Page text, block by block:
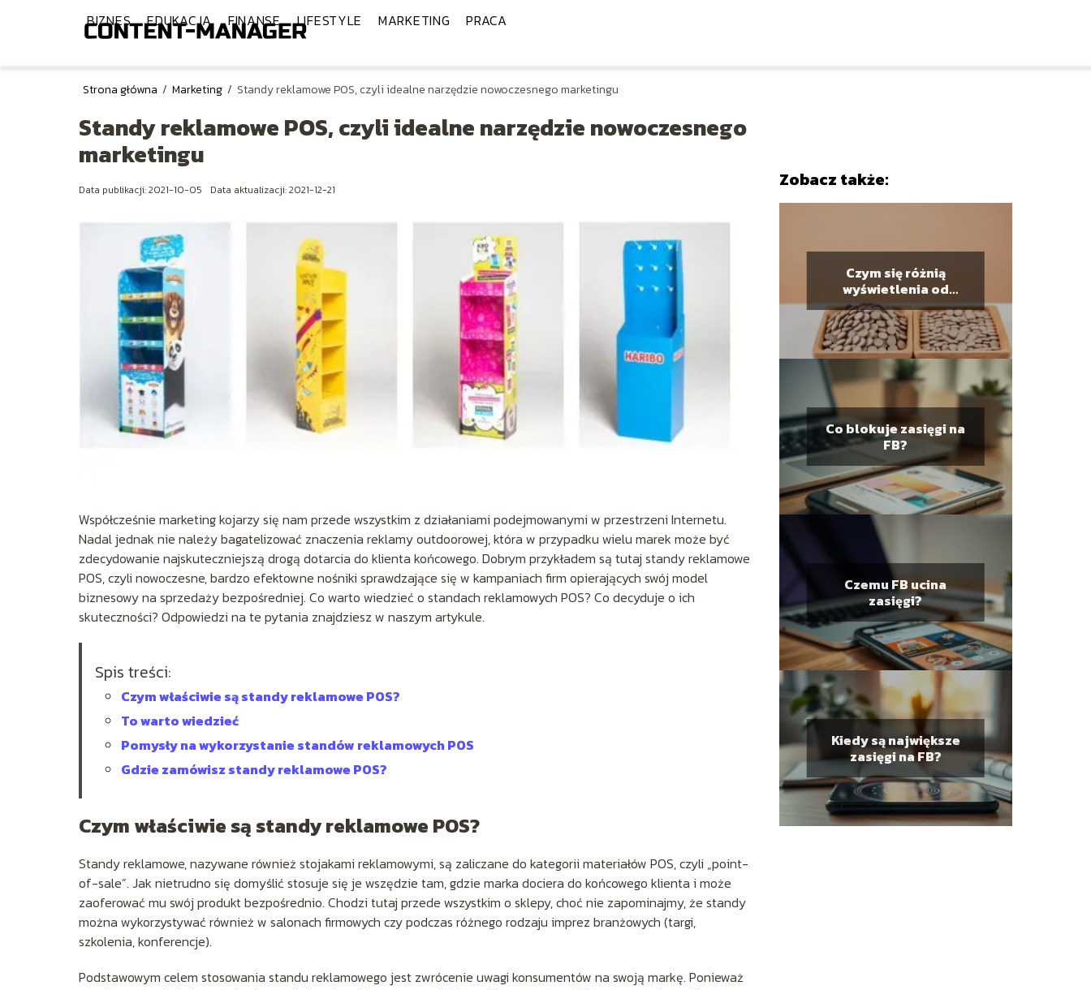
BIZNES EDUKACJA FINANSE LIFESTYLE MARKETING PRACA
Strona główna / Marketing / Standy reklamowe POS, czyli idealne narzędzie nowoczesnego marketingu
Standy reklamowe POS, czyli idealne narzędzie nowoczesnego
marketingu
Data publikacji: 2021-10-05 Data aktualizacji: 2021-12-21
Współcześnie marketing kojarzy się nam przede wszystkim z działaniami podejmowanymi w przestrzeni Internetu.
Nadal jednak nie należy bagatelizować znaczenia reklamy outdoorowej, która w przypadku wielu marek może być
zdecydowanie najskuteczniejszą drogą dotarcia do klienta końcowego. Dobrym przykładem są tutaj standy reklamowe
POS, czyli nowoczesne, bardzo efektowne nośniki sprawdzające się w kampaniach firm opierających swój model
biznesowy na sprzedaży bezpośredniej. Co warto wiedzieć o standach reklamowych POS? Co decyduje o ich
skuteczności? Odpowiedzi na te pytania znajdziesz w naszym artykule.
Spis treści:
Czym właściwie są standy reklamowe POS?
To warto wiedzieć
Pomysły na wykorzystanie standów reklamowych POS
Gdzie zamówisz standy reklamowe POS?
Czym właściwie są standy reklamowe POS?
Standy reklamowe, nazywane również stojakami reklamowymi, są zaliczane do kategorii materiałów POS, czyli „point-
of-sale”. Jak nietrudno się domyślić stosuje się je wszędzie tam, gdzie marka dociera do końcowego klienta i może
zaoferować mu swój produkt bezpośrednio. Chodzi tutaj przede wszystkim o sklepy, choć nie zapominajmy, że standy
można wykorzystywać również w salonach firmowych czy podczas różnego rodzaju imprez branżowych (targi,
szkolenia, konferencje).
Podstawowym celem stosowania standu reklamowego jest zwrócenie uwagi konsumentów na swoją markę. Ponieważ
Zobacz także:
Czym się różnią
wyświetlenia od
zasięgu?
Co blokuje zasięgi na
FB?
Czemu FB ucina
zasięgi?
Kiedy są największe
zasięgi na FB?